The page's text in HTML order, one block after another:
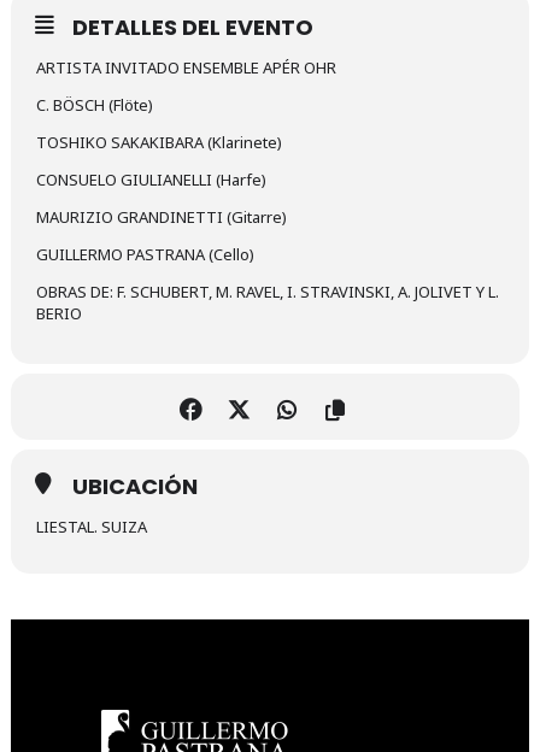
DETALLES DEL EVENTO
ARTISTA INVITADO ENSEMBLE APÉR OHR
C. BÖSCH (Flöte)
TOSHIKO SAKAKIBARA (Klarinete)
CONSUELO GIULIANELLI (Harfe)
MAURIZIO GRANDINETTI (Gitarre)
GUILLERMO PASTRANA (Cello)
OBRAS DE: F. SCHUBERT, M. RAVEL, I. STRAVINSKI, A. JOLIVET Y L.
BERIO
UBICACIÓN
LIESTAL. SUIZA